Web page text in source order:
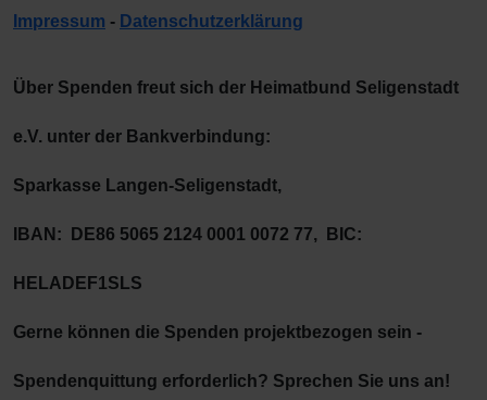
Impressum - Datenschutzerklärung
Über Spenden freut sich der Heimatbund Seligenstadt
e.V. unter der Bankverbindung:
Sparkasse Langen-Seligenstadt,
IBAN: DE86 5065 2124 0001 0072 77, BIC:
HELADEF1SLS
Gerne können die Spenden projektbezogen sein -
Spendenquittung erforderlich? Sprechen Sie uns an!